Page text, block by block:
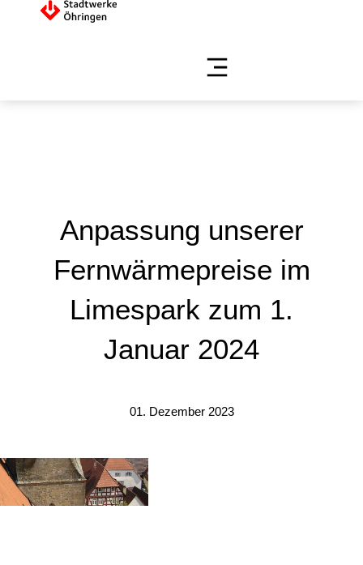
Anpassung unserer
Fernwärmepreise im
Limespark zum 1.
Januar 2024
01. Dezember 2023